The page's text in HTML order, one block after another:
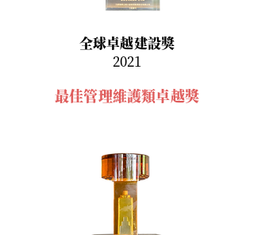
全球卓越建設獎
2021
最佳管理維護類卓越獎